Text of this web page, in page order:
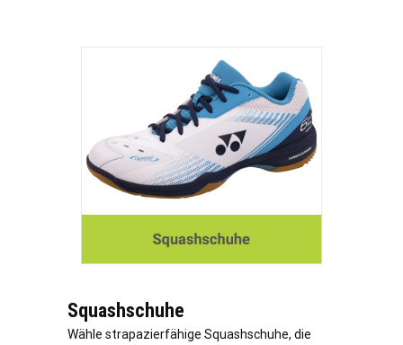
Squashschuhe
Wähle strapazierfähige Squashschuhe, die